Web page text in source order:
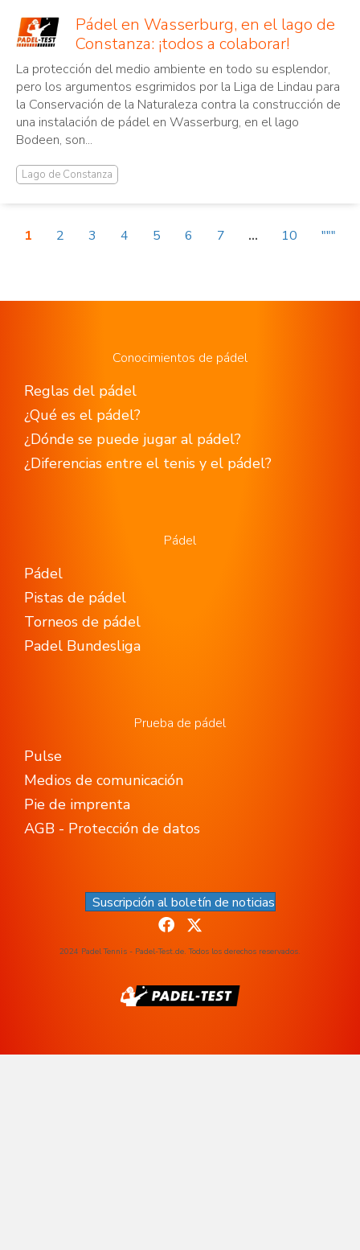
Pádel en Wasserburg, en el lago de
Constanza: ¡todos a colaborar!
La protección del medio ambiente en todo su esplendor,
pero los argumentos esgrimidos por la Liga de Lindau para
la Conservación de la Naturaleza contra la construcción de
una instalación de pádel en Wasserburg, en el lago
Bodeen, son...
Lago de Constanza
1 2 3 4 5 6 7 ... 10 """
Conocimientos de pádel
Reglas del pádel
¿Qué es el pádel?
¿Dónde se puede jugar al pádel?
¿Diferencias entre el tenis y el pádel?
Pádel
Pádel
Pistas de pádel
Torneos de pádel
Padel Bundesliga
Prueba de pádel
Pulse
Medios de comunicación
Pie de imprenta
AGB - Protección de datos
Suscripción al boletín de noticias
2024 Padel Tennis - Padel-Test.de. Todos los derechos reservados.